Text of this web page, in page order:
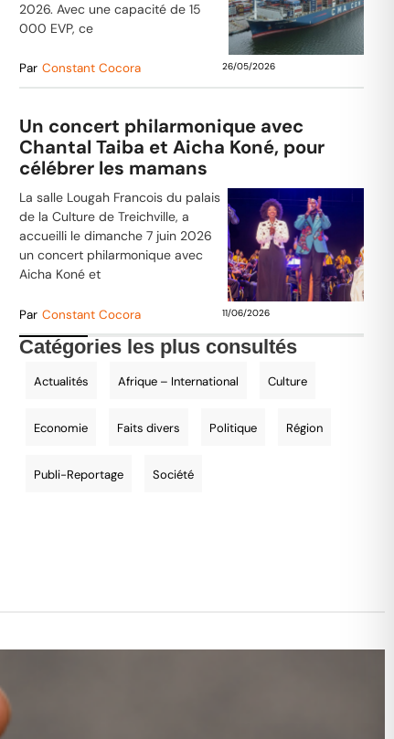
2026. Avec une capacité de 15
000 EVP, ce
Par Constant Cocora 26/05/2026
Un concert philarmonique avec
Chantal Taiba et Aicha Koné, pour
célébrer les mamans
La salle Lougah Francois du palais
de la Culture de Treichville, a
accueilli le dimanche 7 juin 2026
un concert philarmonique avec
Aicha Koné et
Par Constant Cocora 11/06/2026
Catégories les plus consultés
Actualités Afrique – International Culture
Economie Faits divers Politique Région
Publi-Reportage Société